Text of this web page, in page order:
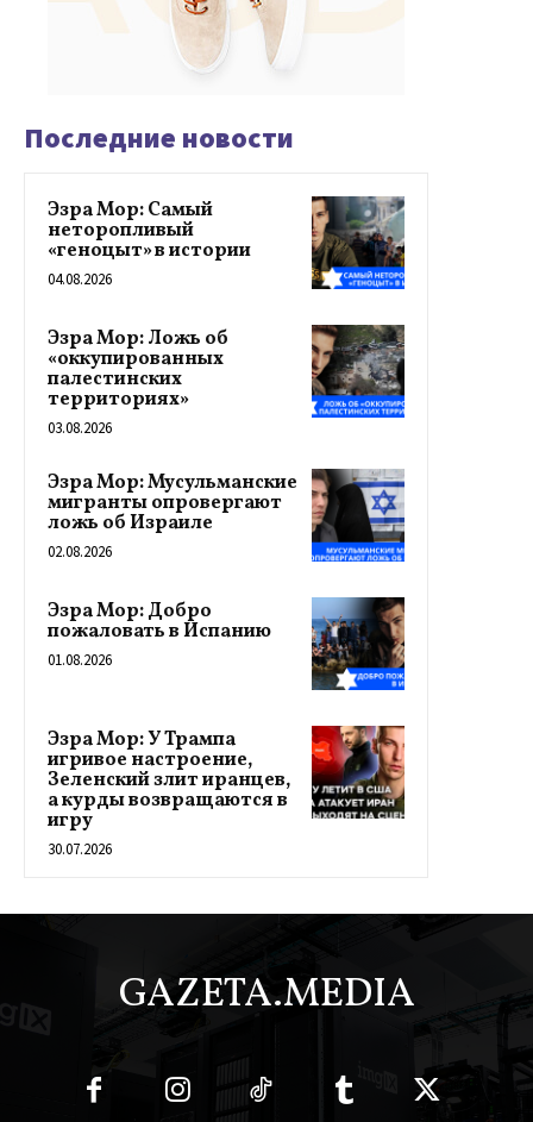
Последние новости
Эзра Мор: Самый
неторопливый
«геноцыт» в истории
04.08.2026
Эзра Мор: Ложь об
«оккупированных
палестинских
территориях»
03.08.2026
Эзра Мор: Мусульманские
мигранты опровергают
ложь об Израиле
02.08.2026
Эзра Мор: Добро
пожаловать в Испанию
01.08.2026
Эзра Мор: У Трампа
игривое настроение,
Зеленский злит иранцев,
а курды возвращаются в
игру
30.07.2026
GAZETA.MEDIA